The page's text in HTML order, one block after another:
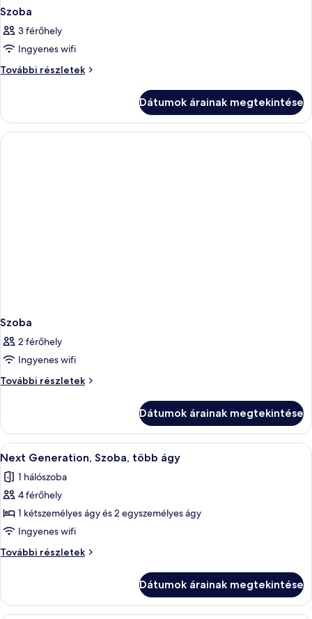
Szoba
3 férőhely
Ingyenes wifi
További részletek
Szoba
Dátumok árainak megtekintése
Szoba
2 férőhely
Ingyenes wifi
További részletek
Szoba
Dátumok árainak megtekintése
A
következő
szoba
összes
képének
megtekintése:
Next
Generation,
több
ágy
Egy szállodai szoba, amelyben egy
19
Next Generation, Szoba, több ágy
1 hálószoba
4 férőhely
1 kétszemélyes ágy és 2 egyszemélyes ágy
Ingyenes wifi
További részletek
Next
ágy
további
Dátumok árainak megtekintése